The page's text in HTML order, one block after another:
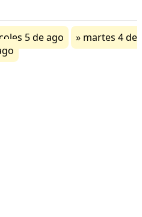
5 de ago
martes 4 de